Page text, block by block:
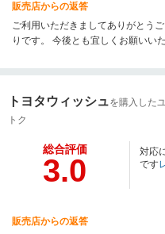
販売店からの返答
ご利用いただきましてありがとう
りです。 今後とも宜しくお願いいた
トヨタウィッシュを購入した
トク
総合評価
3.0
対応
です
販売店からの返答